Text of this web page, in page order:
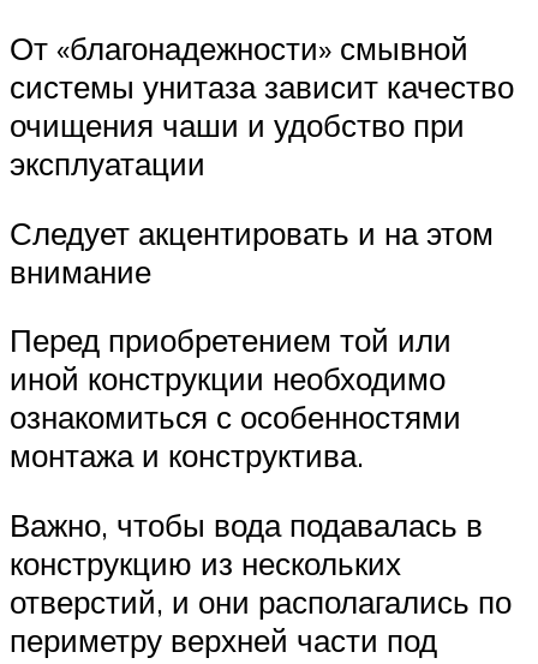
От «благонадежности» смывной
системы унитаза зависит качество
очищения чаши и удобство при
эксплуатации
Следует акцентировать и на этом
внимание
Перед приобретением той или
иной конструкции необходимо
ознакомиться с особенностями
монтажа и конструктива.
Важно, чтобы вода подавалась в
конструкцию из нескольких
отверстий, и они располагались по
периметру верхней части под